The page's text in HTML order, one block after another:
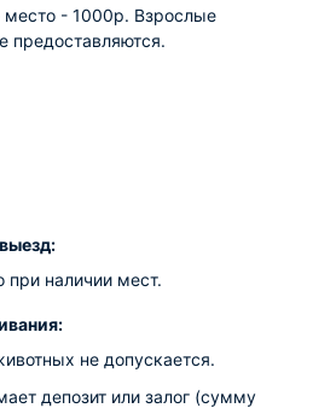
место - 1000р. Взрослые
предоставляются.
при наличии мест.
не допускается.
депозит или залог (сумму